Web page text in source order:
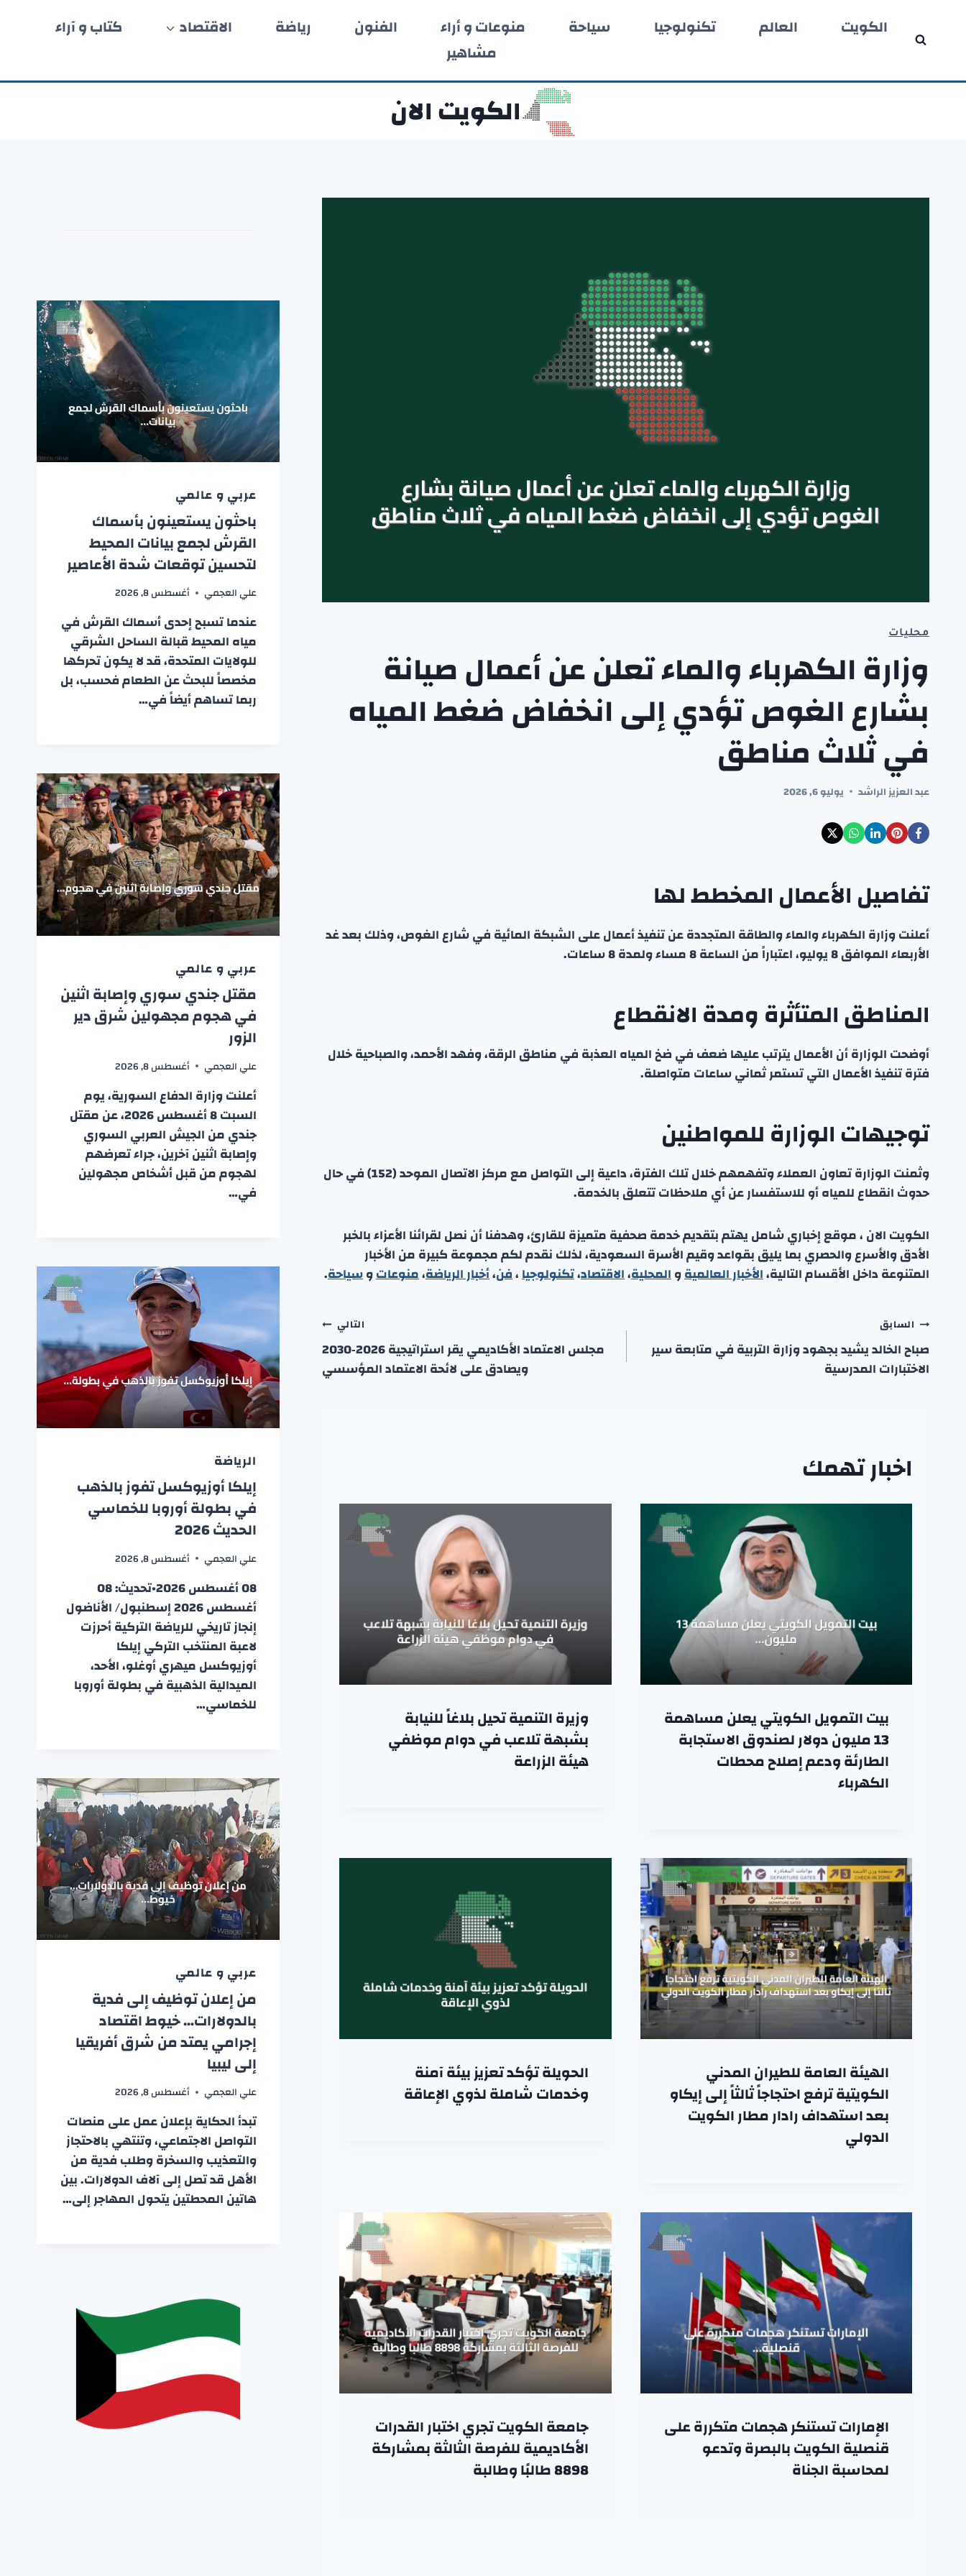
المحتوى
الكويت العالم تكنولوجيا سياحة منوعات و أراء الفنون رياضة الاقتصاد
كتاب و آراء
مشاهير
الكويت الان
محليات
وزارة الكهرباء والماء تعلن عن أعمال صيانة
بشارع الغوص تؤدي إلى انخفاض ضغط المياه
في ثلاث مناطق
عبد العزيز الراشد يوليو 6, 2026
تفاصيل الأعمال المخطط لها
أعلنت وزارة الكهرباء والماء والطاقة المتجددة عن تنفيذ أعمال على الشبكة المائية في شارع الغوص، وذلك بعد غد
الأربعاء الموافق 8 يوليو، اعتباراً من الساعة 8 مساء ولمدة 8 ساعات.
المناطق المتأثرة ومدة الانقطاع
أوضحت الوزارة أن الأعمال يترتب عليها ضعف في ضخ المياه العذبة في مناطق الرقة، وفهد الأحمد، والصباحية خلال
فترة تنفيذ الأعمال التي تستمر ثماني ساعات متواصلة.
توجيهات الوزارة للمواطنين
وثمنت الوزارة تعاون العملاء وتفهمهم خلال تلك الفترة، داعية إلى التواصل مع مركز الاتصال الموحد (152) في حال
حدوث انقطاع للمياه أو للاستفسار عن أي ملاحظات تتعلق بالخدمة.
الكويت الان ، موقع إخباري شامل يهتم بتقديم خدمة صحفية متميزة للقارئ، وهدفنا أن نصل لقرائنا الأعزاء بالخبر
الأدق والأسرع والحصري بما يليق بقواعد وقيم الأسرة السعودية، لذلك نقدم لكم مجموعة كبيرة من الأخبار
المتنوعة داخل الأقسام التالية،الأخبار العالميةوالمحلية،الاقتصاد،تكنولوجيا،فن،أخبار الرياضة،منوعاتوسياحة.
تصفّح
المقالات
السابق
صباح الخالد يشيد بجهود وزارة التربية في متابعة سير
الاختبارات المدرسية
التالي
مجلس الاعتماد الأكاديمي يقر استراتيجية 2026‑2030
ويصادق على لائحة الاعتماد المؤسسي
اخبار تهمك
بيت التمويل الكويتي يعلن مساهمة
13 مليون دولار لصندوق الاستجابة
الطارئة ودعم إصلاح محطات
الكهرباء
وزيرة التنمية تحيل بلاغاً للنيابة
بشبهة تلاعب في دوام موظفي
هيئة الزراعة
الهيئة العامة للطيران المدني
الكويتية ترفع احتجاجاً ثالثاً إلى إيكاو
بعد استهداف رادار مطار الكويت
الدولي
الحويلة تؤكد تعزيز بيئة آمنة
وخدمات شاملة لذوي الإعاقة
الإمارات تستنكر هجمات متكررة على
قنصلية الكويت بالبصرة وتدعو
لمحاسبة الجناة
جامعة الكويت تجري اختبار القدرات
الأكاديمية للفرصة الثالثة بمشاركة
8898 طالبًا وطالبة
عربي و عالمي
باحثون يستعينون بأسماك
القرش لجمع بيانات المحيط
لتحسين توقعات شدة الأعاصير
علي العجمي أغسطس 8, 2026
عندما تسبح إحدى أسماك القرش في
مياه المحيط قبالة الساحل الشرقي
للولايات المتحدة، قد لا يكون تحركها
مخصصاً للبحث عن الطعام فحسب، بل
ربما تساهم أيضاً في…
عربي و عالمي
مقتل جندي سوري وإصابة اثنين
في هجوم مجهولين شرق دير
الزور
علي العجمي أغسطس 8, 2026
أعلنت وزارة الدفاع السورية، يوم
السبت 8 أغسطس 2026، عن مقتل
جندي من الجيش العربي السوري
وإصابة اثنين آخرين، جراء تعرضهم
لهجوم من قبل أشخاص مجهولين
في…
الرياضة
إيلكا أوزيوكسل تفوز بالذهب
في بطولة أوروبا للخماسي
الحديث 2026
علي العجمي أغسطس 8, 2026
08 أغسطس 2026•تحديث: 08
أغسطس 2026 إسطنبول/ الأناضول
إنجاز تاريخي للرياضة التركية أحرزت
لاعبة المنتخب التركي إيلكا
أوزيوكسل ميهري أوغلو، الأحد،
الميدالية الذهبية في بطولة أوروبا
للخماسي…
عربي و عالمي
من إعلان توظيف إلى فدية
بالدولارات… خيوط اقتصاد
إجرامي يمتد من شرق أفريقيا
إلى ليبيا
علي العجمي أغسطس 8, 2026
تبدأ الحكاية بإعلان عمل على منصات
التواصل الاجتماعي، وتنتهي بالاحتجاز
والتعذيب والسخرة وطلب فدية من
الأهل قد تصل إلى آلاف الدولارات. بين
هاتين المحطتين يتحول المهاجر إلى…